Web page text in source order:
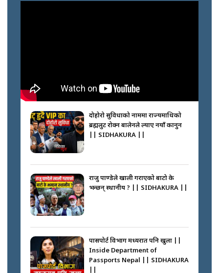
नभाँडिएको सद्भाव : कप्तानगञ्जबाट
सल्किएको आगो निभाउनेहरू ||
SIDHAKURA || THE REPORTER
||
बदलेका ‘निम्स दाई’ || SIDHAKURA
||
आगो निभाउने कि तेल थप्ने ? WHATS
HAPPENING IN MADHESH ? ||
दोहोरो सुविधाको नाममा राज्यमाथिको
ब्रह्मलुट रोक्न बालेनले ल्याए नयाँ कानुन
|| SIDHAKURA ||
राजु पाण्डेले खाली गराएको बाटो के
भन्छन् स्थानीय ? || SIDHAKURA ||
पासपोर्ट विभाग मध्यरात पनि खुला ||
Inside Department of
Passports Nepal || SIDHAKURA